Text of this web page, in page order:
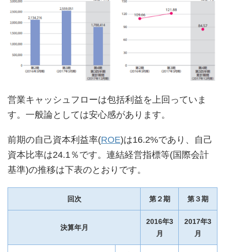
営業キャッシュフローは包括利益を上回っていま
す。一般論としては安心感があります。
前期の自己資本利益率(ROE)は16.2%であり、自己
資本比率は24.1％です。連結経営指標等(国際会計
基準)の推移は下表のとおりです。
回次 第２期 第３期
決算年月
2016年3
月
2017年3
月